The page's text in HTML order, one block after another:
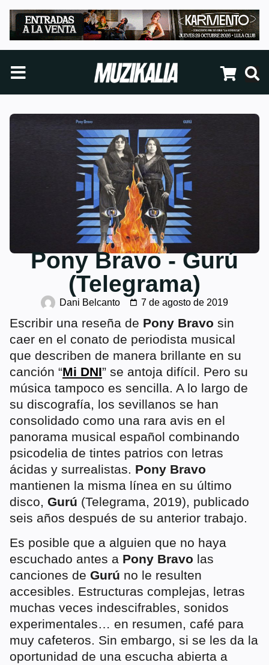
Pony Bravo - Gurú
(Telegrama)
Dani Belcanto 7 de agosto de 2019
Escribir una reseña de Pony Bravo sin
caer en el conato de periodista musical
que describen de manera brillante en su
canción “Mi DNI” se antoja difícil. Pero su
música tampoco es sencilla. A lo largo de
su discografía, los sevillanos se han
consolidado como una rara avis en el
panorama musical español combinando
psicodelia de tintes patrios con letras
ácidas y surrealistas. Pony Bravo
mantienen la misma línea en su último
disco, Gurú (Telegrama, 2019), publicado
seis años después de su anterior trabajo.
Es posible que a alguien que no haya
escuchado antes a Pony Bravo las
canciones de Gurú no le resulten
accesibles. Estructuras complejas, letras
muchas veces indescifrables, sonidos
experimentales… en resumen, café para
muy cafeteros. Sin embargo, si se les da la
oportunidad de una escucha abierta a